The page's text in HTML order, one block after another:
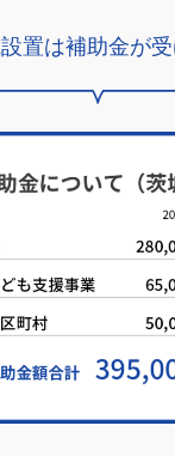
置は補助金が受